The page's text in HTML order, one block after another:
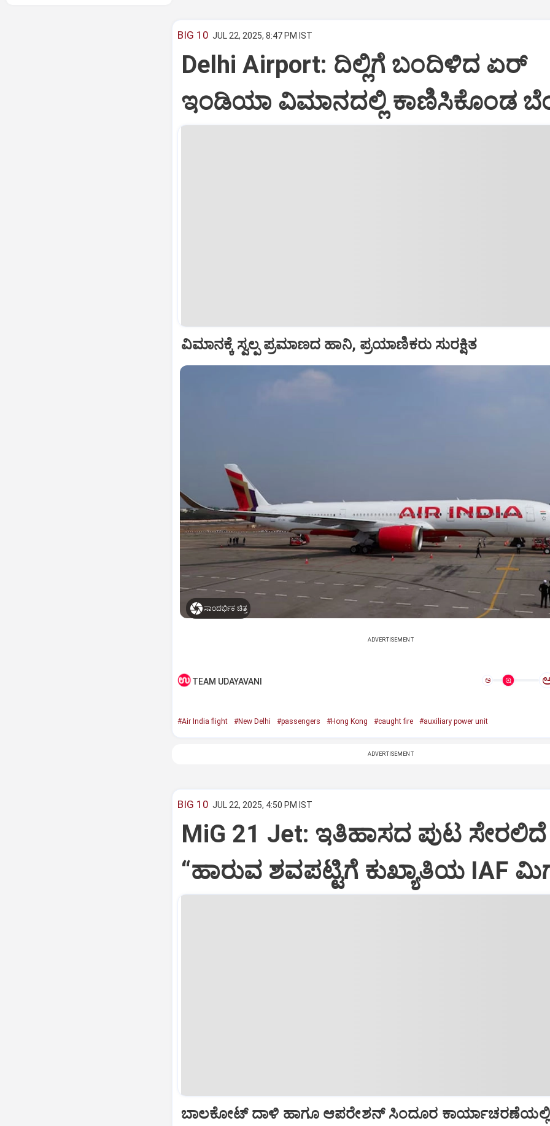
BIG 10 JUL 22, 2025, 8:47 PM IST
Delhi Airport: ದಿಲ್ಲಿಗೆ ಬಂದಿಳಿದ ಏರ್‌
ಇಂಡಿಯಾ ವಿಮಾನದಲ್ಲಿ ಕಾಣಿಸಿಕೊಂಡ
ವಿಮಾನಕ್ಕೆ ಸ್ವಲ್ಪ ಪ್ರಮಾಣದ ಹಾನಿ, ಪ್ರಯಾಣಿಕರು ಸುರಕ್ಷಿತ
ಸಾಂದರ್ಭಿಕ ಚಿತ್ರ
ADVERTISEMENT
TEAM UDAYAVANI ಅ
#Air India flight #New Delhi #passengers #Hong Kong #caught fire #auxiliary power unit
ADVERTISEMENT
BIG 10 JUL 22, 2025, 4:50 PM IST
MiG 21 Jet: ಇತಿಹಾಸದ ಪುಟ ಸೇರಲಿದೆ
“ಹಾರುವ ಶವಪಟ್ಟಿಗೆ ಕುಖ್ಯಾತಿಯ IAF
ಬಾಲಕೋಟ್‌ ದಾಳಿ ಹಾಗೂ ಆಪರೇಶನ್‌ ಸಿಂದೂರ ಕಾರ್ಯಾಚರಣೆಯಲ್ಲಿ